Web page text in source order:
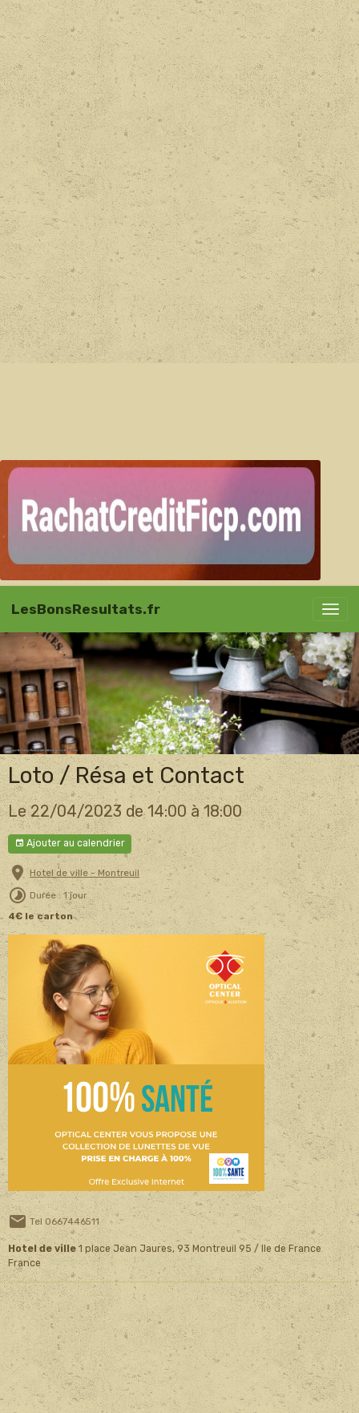
LesBonsResultats.fr
Loto / Résa et Contact
Le 22/04/2023 de 14:00 à 18:00
Ajouter au calendrier
Hotel de ville - Montreuil
Durée : 1 jour
4€ le carton
Tel 0667446511
Hotel de ville1 place Jean Jaures, 93 Montreuil 95 / Ile de France
France